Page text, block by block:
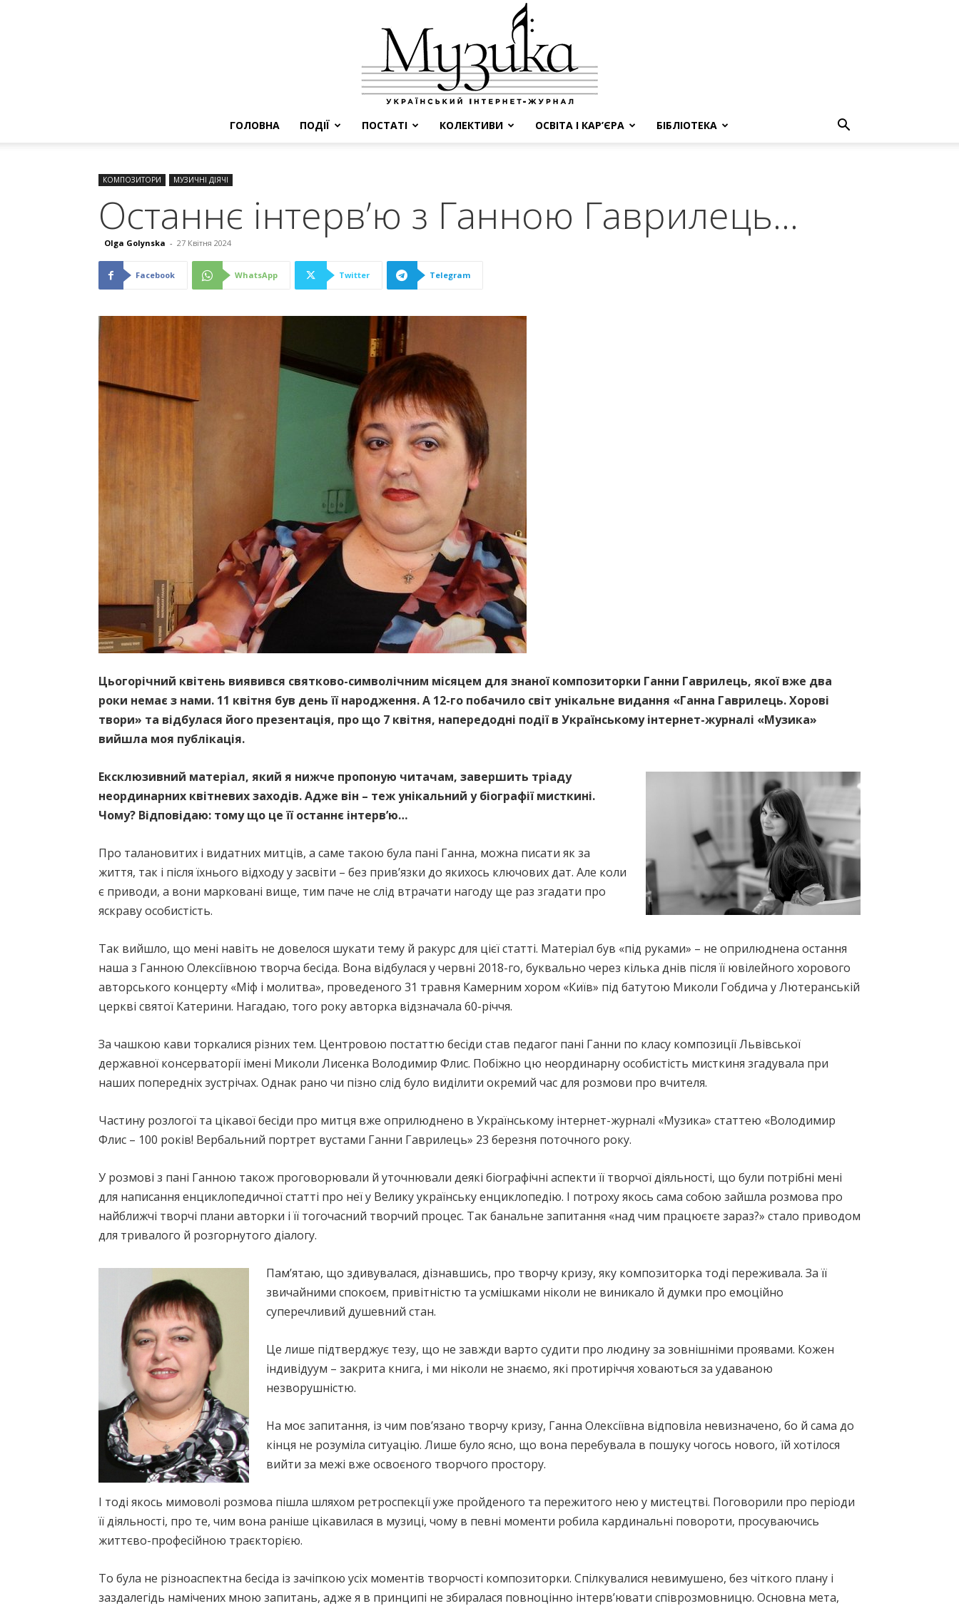
ГОЛОВНА ПОДІЇ ПОСТАТІ КОЛЕКТИВИ ОСВІТА І КАР’ЄРА БІБЛІОТЕКА
КОМПОЗИТОРИ МУЗИЧНІ ДІЯЧІ
Останнє інтерв’ю з Ганною Гаврилець…
Olga Golynska - 27 Квітня 2024
Facebook WhatsApp Twitter Telegram
Цьогорічний квітень виявився святково-символічним місяцем для знаної композиторки Ганни Гаврилець, якої вже два
роки немає з нами. 11 квітня був день її народження. А 12-го побачило світ унікальне видання «Ганна Гаврилець. Хорові
твори» та відбулася його презентація, про що 7 квітня, напередодні події в Українському інтернет-журналі «Музика»
вийшла моя публікація.
Ексклюзивний матеріал, який я нижче пропоную читачам, завершить тріаду
неординарних квітневих заходів. Адже він – теж унікальний у біографії мисткині.
Чому? Відповідаю: тому що це її останнє інтерв’ю…
Про талановитих і видатних митців, а саме такою була пані Ганна, можна писати як за
життя, так і після їхнього відходу у засвіти – без прив’язки до якихось ключових дат. Але коли
є приводи, а вони марковані вище, тим паче не слід втрачати нагоду ще раз згадати про
яскраву особистість.
Так вийшло, що мені навіть не довелося шукати тему й ракурс для цієї статті. Матеріал був «під руками» – не оприлюднена остання
наша з Ганною Олексіївною творча бесіда. Вона відбулася у червні 2018-го, буквально через кілька днів після її ювілейного хорового
авторського концерту «Міф і молитва», проведеного 31 травня Камерним хором «Київ» під батутою Миколи Гобдича у Лютеранській
церкві святої Катерини. Нагадаю, того року авторка відзначала 60-річчя.
За чашкою кави торкалися різних тем. Центровою постаттю бесіди став педагог пані Ганни по класу композиції Львівської
державної консерваторії імені Миколи Лисенка Володимир Флис. Побіжно цю неординарну особистість мисткиня згадувала при
наших попередніх зустрічах. Однак рано чи пізно слід було виділити окремий час для розмови про вчителя.
Частину розлогої та цікавої бесіди про митця вже оприлюднено в Українському інтернет-журналі «Музика» статтею «Володимир
Флис – 100 років! Вербальний портрет вустами Ганни Гаврилець» 23 березня поточного року.
У розмові з пані Ганною також проговорювали й уточнювали деякі біографічні аспекти її творчої діяльності, що були потрібні мені
для написання енциклопедичної статті про неї у Велику українську енциклопедію. І потроху якось сама собою зайшла розмова про
найближчі творчі плани авторки і її тогочасний творчий процес. Так банальне запитання «над чим працюєте зараз?» стало приводом
для тривалого й розгорнутого діалогу.
Пам’ятаю, що здивувалася, дізнавшись, про творчу кризу, яку композиторка тоді переживала. За її
звичайними спокоєм, привітністю та усмішками ніколи не виникало й думки про емоційно
суперечливий душевний стан.
Це лише підтверджує тезу, що не завжди варто судити про людину за зовнішніми проявами. Кожен
індивідуум – закрита книга, і ми ніколи не знаємо, які протиріччя ховаються за удаваною
незворушністю.
На моє запитання, із чим пов’язано творчу кризу, Ганна Олексіївна відповіла невизначено, бо й сама до
кінця не розуміла ситуацію. Лише було ясно, що вона перебувала в пошуку чогось нового, їй хотілося
вийти за межі вже освоєного творчого простору.
І тоді якось мимоволі розмова пішла шляхом ретроспекції уже пройденого та пережитого нею у мистецтві. Поговорили про періоди
її діяльності, про те, чим вона раніше цікавилася в музиці, чому в певні моменти робила кардинальні повороти, просуваючись
життєво-професійною траєкторією.
То була не різноаспектна бесіда із зачіпкою усіх моментів творчості композиторки. Спілкувалися невимушено, без чіткого плану і
заздалегідь намічених мною запитань, адже я в принципі не збиралася повноцінно інтерв’ювати співрозмовницю. Основна мета,